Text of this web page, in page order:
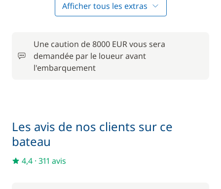
Inclus dans le pack confort
Forfait Nettoyage
Retour
Inclus dans le pack confort
—
Literie —
Moteur Hors Bord
Afficher tous les extras
Une caution de 8000 EUR vous sera
demandée par le loueur avant
l'embarquement
Les avis de nos clients sur ce
bateau
4,4 · 311 avis